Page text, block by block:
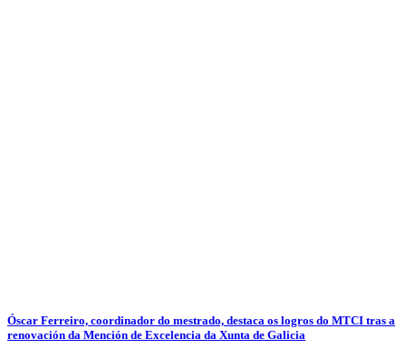
Óscar Ferreiro, coordinador do mestrado, destaca os logros do MTCI tras a
renovación da Mención de Excelencia da Xunta de Galicia